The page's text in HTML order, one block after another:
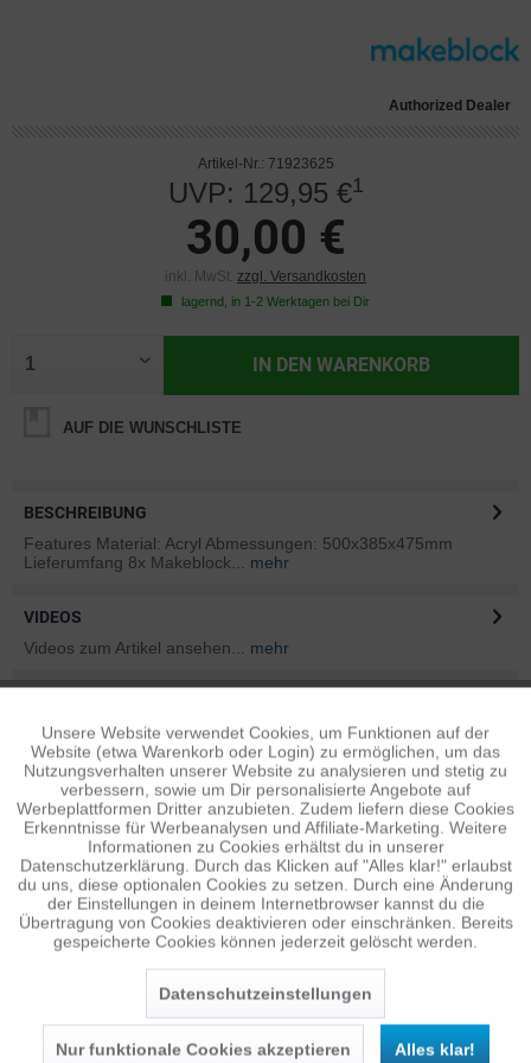
Authorized Dealer
Artikel-Nr.: 71923625
UVP: 129,95 €1
30,00 €
inkl. MwSt. zzgl. Versandkosten
lagernd, in 1-2 Werktagen bei Dir
IN DEN WARENKORB
AUF DIE WUNSCHLISTE
BESCHREIBUNG
Features Material: Acryl Abmessungen: 500x385x475mm
Lieferumfang 8x Makeblock...
mehr
VIDEOS
Videos zum Artikel ansehen...
mehr
Bewertungen lesen, schreiben und diskutieren...mehr
ÄHNLICHE ARTIKEL
Diese Artikel sind dem Produkt ähnlich ...mehr
Persönliche Empfehlungen
Funktionale Aktiv
Tracking Inaktiv
Personalisierung Inaktiv
Service Inaktiv
Unsere Website verwendet Cookies, um Funktionen auf der
Website (etwa Warenkorb oder Login) zu ermöglichen, um das
Nutzungsverhalten unserer Website zu analysieren und stetig zu
verbessern, sowie um Dir personalisierte Angebote auf
Werbeplattformen Dritter anzubieten. Zudem liefern diese Cookies
Erkenntnisse für Werbeanalysen und Affiliate-Marketing. Weitere
Informationen zu Cookies erhältst du in unserer
Datenschutzerklärung. Durch das Klicken auf "Alles klar!" erlaubst
du uns, diese optionalen Cookies zu setzen. Durch eine Änderung
der Einstellungen in deinem Internetbrowser kannst du die
Übertragung von Cookies deaktivieren oder einschränken. Bereits
gespeicherte Cookies können jederzeit gelöscht werden.
Datenschutzeinstellungen
Nur funktionale Cookies akzeptieren Alles klar!